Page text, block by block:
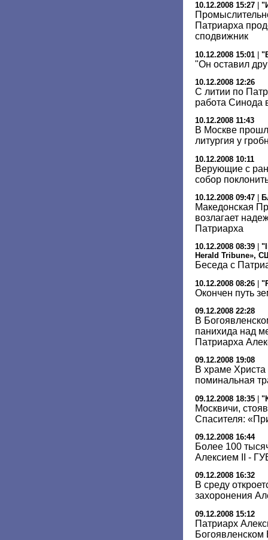
10.12.2008 15:27
Патриарха
сподвижник
10.12.2008 15:01
"Он оставил
10.12.2008 12:26
С литии по
работа Синода
10.12.2008 11:43
В Москве
литургия у
10.12.2008 10:11
Верующие с
собор
10.12.2008 09:47
Македонская
возлагает
Патриарха
10.12.2008 08:39
Herald Tribune»,
Беседа с
10.12.2008 08:26
Окончен путь
09.12.2008 22:28
В
панихида над
Патриарха
09.12.2008 19:08
В храме Христа
поминальная
09.12.2008 18:35 |
Москвичи,
Спасителя:
09.12.2008 16:44
Более 100
Алексием II -
09.12.2008 16:32
В среду
захоронения
09.12.2008 15:12
Патриарх
Богоявленском